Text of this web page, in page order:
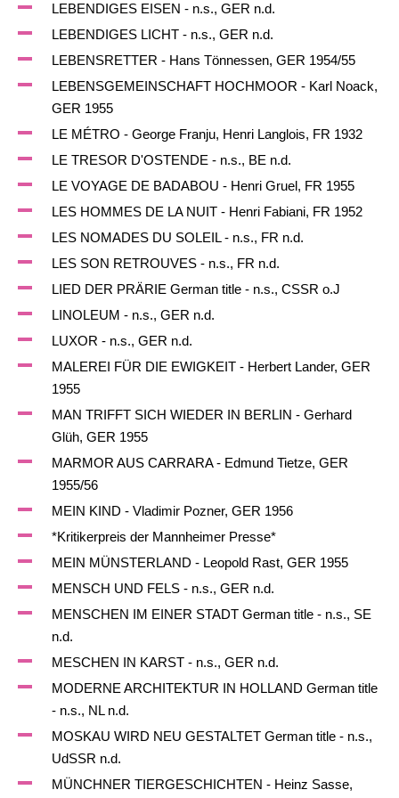
LEBENDIGES EISEN - n.s., GER n.d.
LEBENDIGES LICHT - n.s., GER n.d.
LEBENSRETTER - Hans Tönnessen, GER 1954/55
LEBENSGEMEINSCHAFT HOCHMOOR - Karl Noack,
GER 1955
LE MÉTRO - George Franju, Henri Langlois, FR 1932
LE TRESOR D'OSTENDE - n.s., BE n.d.
LE VOYAGE DE BADABOU - Henri Gruel, FR 1955
LES HOMMES DE LA NUIT - Henri Fabiani, FR 1952
LES NOMADES DU SOLEIL - n.s., FR n.d.
LES SON RETROUVES - n.s., FR n.d.
LIED DER PRÄRIE German title - n.s., CSSR o.J
LINOLEUM - n.s., GER n.d.
LUXOR - n.s., GER n.d.
MALEREI FÜR DIE EWIGKEIT - Herbert Lander, GER
1955
MAN TRIFFT SICH WIEDER IN BERLIN - Gerhard
Glüh, GER 1955
MARMOR AUS CARRARA - Edmund Tietze, GER
1955/56
MEIN KIND - Vladimir Pozner, GER 1956
*Kritikerpreis der Mannheimer Presse*
MEIN MÜNSTERLAND - Leopold Rast, GER 1955
MENSCH UND FELS - n.s., GER n.d.
MENSCHEN IM EINER STADT German title - n.s., SE
n.d.
MESCHEN IN KARST - n.s., GER n.d.
MODERNE ARCHITEKTUR IN HOLLAND German title
- n.s., NL n.d.
MOSKAU WIRD NEU GESTALTET German title - n.s.,
UdSSR n.d.
MÜNCHNER TIERGESCHICHTEN - Heinz Sasse,